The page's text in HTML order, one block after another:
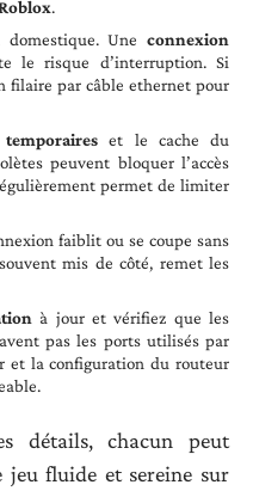
.
Une connexion
le risque d’interruption. Si
filaire par câble ethernet pour
et le cache du
peuvent bloquer l’accès
permet de limiter
faiblit ou se coupe sans
mis de côté, remet les
à jour et vérifiez que les
pas les ports utilisés par
et la configuration du routeur
détails, chacun peut
jeu fluide et sereine sur